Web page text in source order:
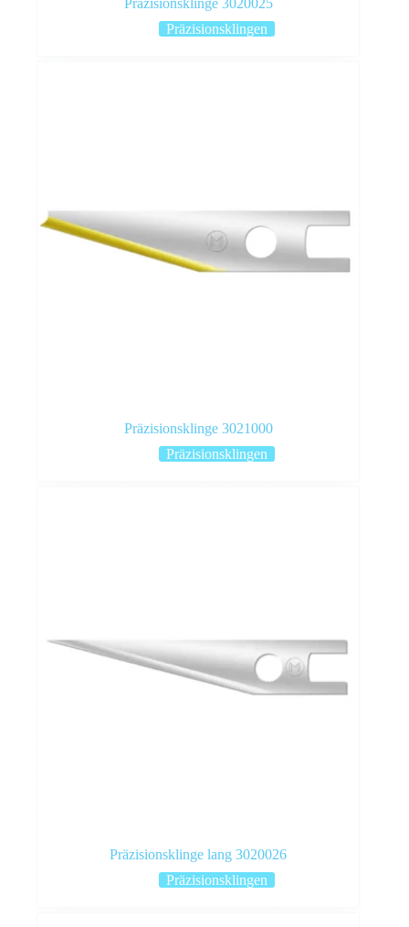
Präzisionsklinge 3020025
Präzisionsklingen
Präzisionsklinge 3021000
Präzisionsklingen
Präzisionsklinge lang 3020026
Präzisionsklingen